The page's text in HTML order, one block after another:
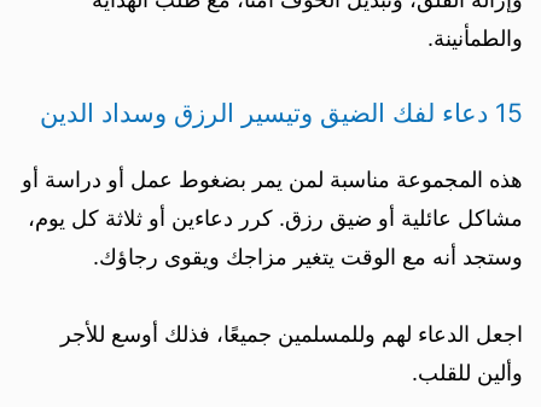
والطمأنينة.
15 دعاء لفك الضيق وتيسير الرزق وسداد الدين
هذه المجموعة مناسبة لمن يمر بضغوط عمل أو دراسة أو
مشاكل عائلية أو ضيق رزق. كرر دعاءين أو ثلاثة كل يوم،
وستجد أنه مع الوقت يتغير مزاجك ويقوى رجاؤك.
اجعل الدعاء لهم وللمسلمين جميعًا، فذلك أوسع للأجر
وألين للقلب.